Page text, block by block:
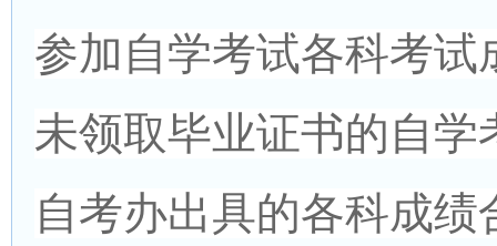
参加自学考试各科考
未领取毕业证书的自
自考办出具的各科成绩